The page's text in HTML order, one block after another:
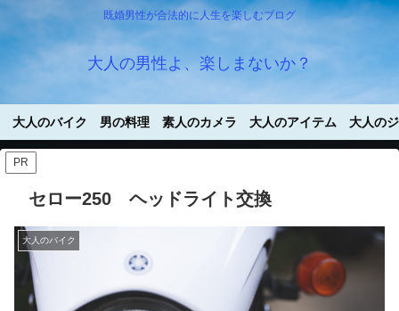
既婚男性が合法的に人生を楽しむブログ
大人の男性よ、楽しまないか？
大人のバイク 男の料理 素人のカメラ 大人のアイテム 大人の
PR
セロー250 ヘッドライト交換
大人のバイク